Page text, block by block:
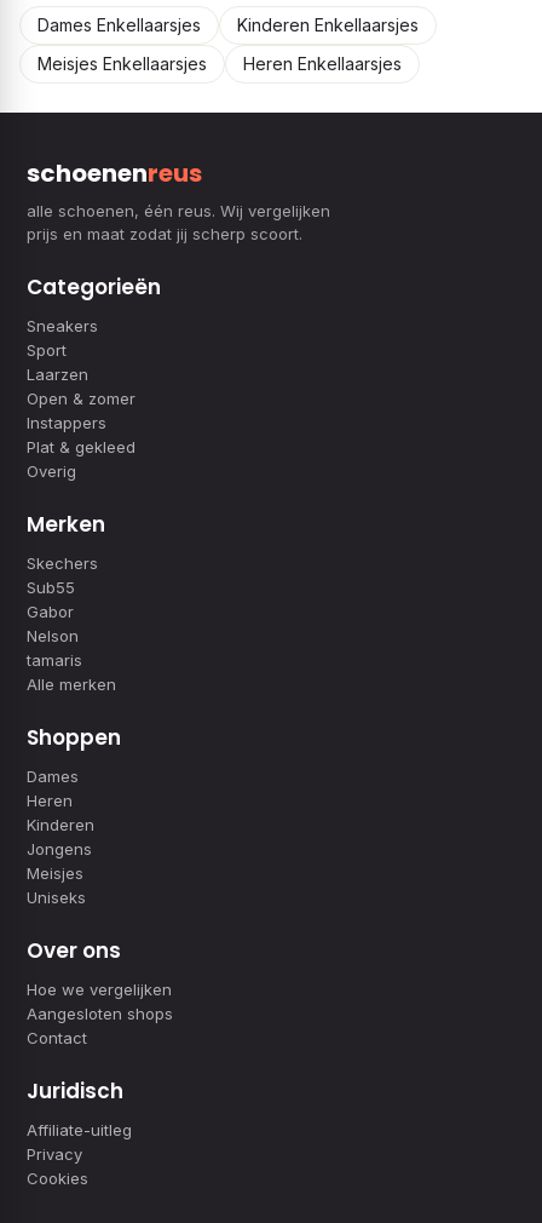
Dames Enkellaarsjes
Kinderen Enkellaarsjes
Meisjes Enkellaarsjes
Heren Enkellaarsjes
schoenenreus
alle schoenen, één reus. Wij vergelijken
prijs en maat zodat jij scherp scoort.
Categorieën
Sneakers
Sport
Laarzen
Open & zomer
Instappers
Plat & gekleed
Overig
Merken
Skechers
Sub55
Gabor
Nelson
tamaris
Alle merken
Shoppen
Dames
Heren
Kinderen
Jongens
Meisjes
Uniseks
Over ons
Hoe we vergelijken
Aangesloten shops
Contact
Juridisch
Affiliate-uitleg
Privacy
Cookies